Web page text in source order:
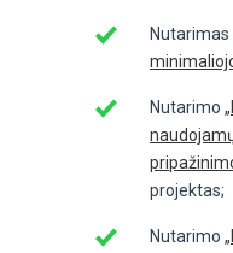
Nutarimas
Nutarimo
projektas;
Nutarimo